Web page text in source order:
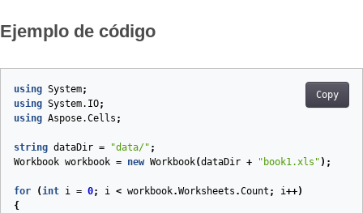
Ejemplo de código
Copy
using System;
using System.IO;
using Aspose.Cells ;
string dataDir = "data/" ;
Workbook workbook = new Workbook(dataDir + "book1.xls" );
for (int i = 0; i < workbook.Worksheets .Count ; i++)
{